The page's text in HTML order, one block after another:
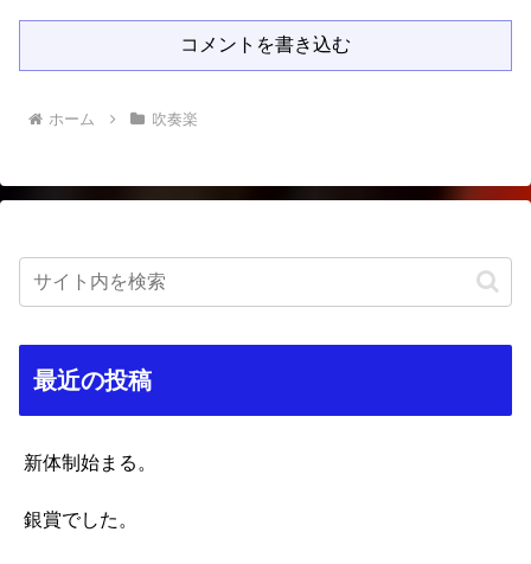
コメントを書き込む
ホーム 吹奏楽
最近の投稿
新体制始まる。
銀賞でした。